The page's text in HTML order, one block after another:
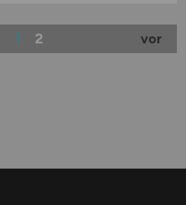
1 2 vor